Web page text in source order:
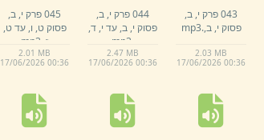
043 פרק י,
ב,
פסוק י, ב,.
mp3
2.03 MB
17/06/2026 00:36
044 פרק י,
ב,
פסוק י, ב, עד י, ד,
mp3
2.47 MB
17/06/2026 00:36
045 פרק י,
ב,
פסוק ט, ו, עד ט,
ז, mp3
2.01 MB
17/06/2026 00:36